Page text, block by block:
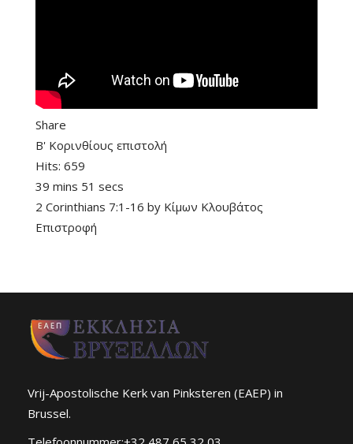
Share
Β' Κορινθίους επιστολή
Hits: 659
39 mins 51 secs
2 Corinthians 7:1-16 by Κίμων Κλουβάτος
Επιστροφή
Vrij-Apostolische Kerk van Pinksteren (EAEP) in
Brussel.